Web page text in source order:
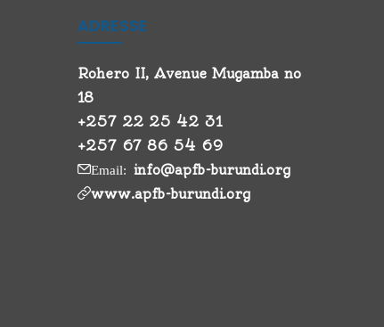
ADRESSE
Rohero II, Avenue Mugamba no
18
+257 22 25 42 31
+257 67 86 54 69
Email: info@apfb-burundi.org
www.apfb-burundi.org